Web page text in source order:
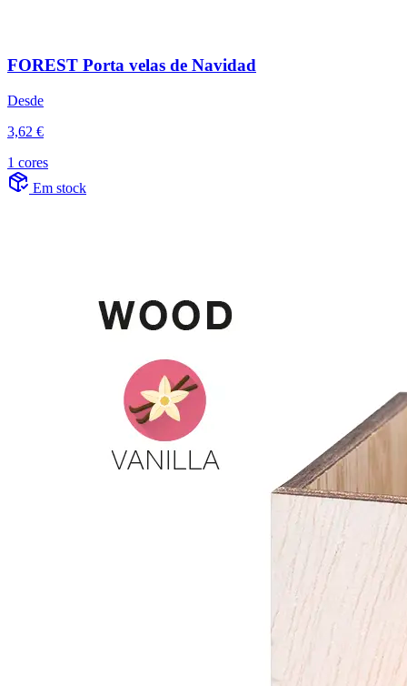
FOREST Porta velas de Navidad
Desde
3,62 €
1 cores
Em stock